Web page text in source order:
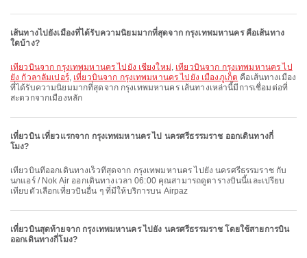
เส้นทางไปยังเมืองที่ได้รับความนิยมมากที่สุดจาก กรุงเทพมหานคร คือเส้นทาง
ใดบ้าง?
เที่ยวบินจาก กรุงเทพมหานคร ไปยัง เชียงใหม่, เที่ยวบินจาก กรุงเทพมหานคร ไป
ยัง กัวลาลัมเปอร์, เที่ยวบินจาก กรุงเทพมหานคร ไปยัง เมืองภูเก็ต คือเส้นทางเมือง
ที่ได้รับความนิยมมากที่สุดจาก กรุงเทพมหานคร เส้นทางเหล่านี้มีการเชื่อมต่อที่
สะดวกจากเมืองหลัก
เที่ยวบิน เที่ยวแรกจาก กรุงเทพมหานคร ไป นครศรีธรรมราช ออกเดินทางกี่
โมง?
เที่ยวบินที่ออกเดินทางเร็วที่สุดจาก กรุงเทพมหานคร ไปยัง นครศรีธรรมราช กับ
นกแอร์ / Nok Air ออกเดินทางเวลา 06:00 คุณสามารถดูตารางบินนี้และเปรียบ
เทียบตัวเลือกเที่ยวบินอื่น ๆ ที่มีให้บริการบน Airpaz
เที่ยวบินสุดท้ายจาก กรุงเทพมหานคร ไปยัง นครศรีธรรมราช โดยใช้สายการบิน
ออกเดินทางกี่โมง?